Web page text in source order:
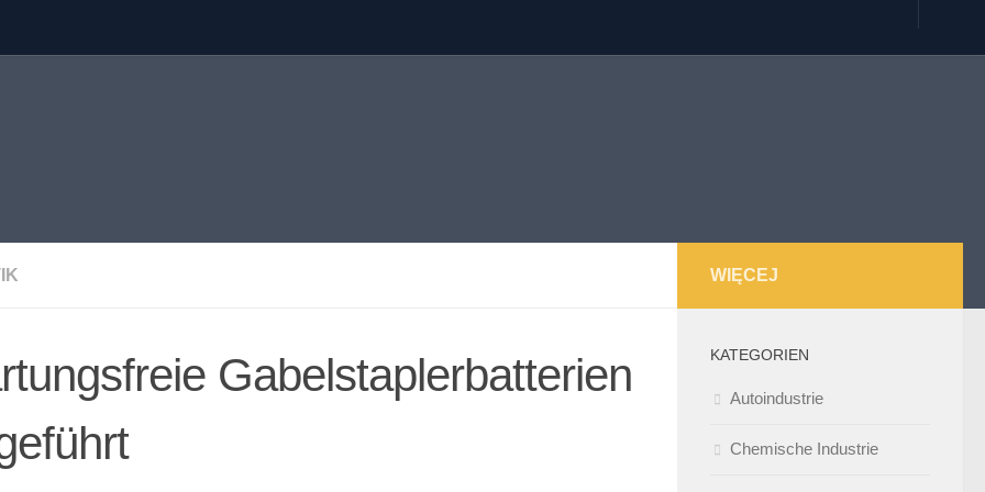
Gabelstaplerbatterien
WIĘCEJ
KATEGORIEN
Autoindustrie
Chemische Industrie